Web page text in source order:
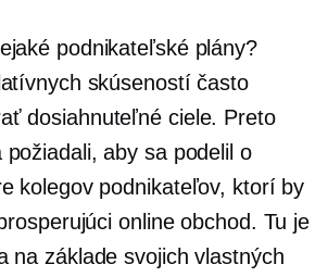
podnikateľské plány?
skúseností často
dosiahnuteľné ciele. Preto
aby sa podelil o
kolegov podnikateľov, ktorí by
online obchod. Tu je
na základe svojich vlastných